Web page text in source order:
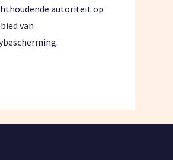
autoriteit op
van